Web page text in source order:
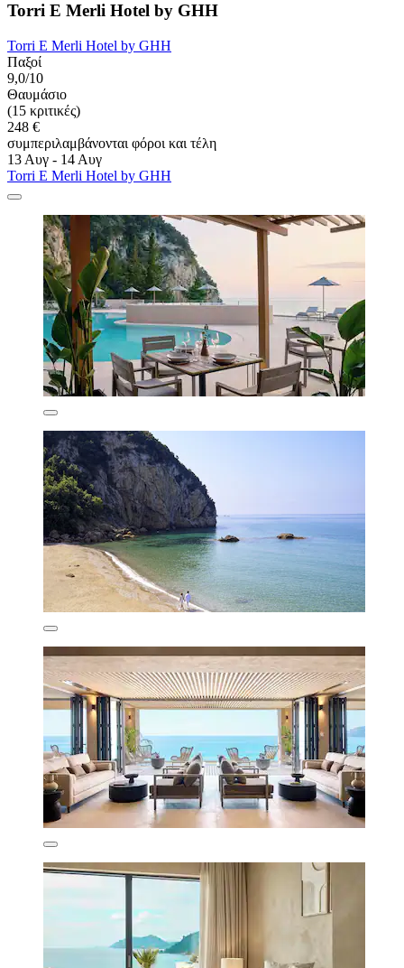
Torri E Merli Hotel by GHH
Torri E Merli Hotel by GHH
Παξοί
9,0/10
Θαυμάσιο
(15 κριτικές)
248 €
συμπεριλαμβάνονται φόροι και τέλη
13 Αυγ - 14 Αυγ
Torri E Merli Hotel by GHH